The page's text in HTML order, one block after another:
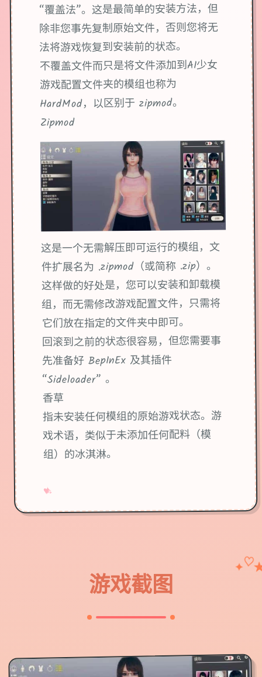
“覆盖法”。这是最简单的安装方法，但
除非您事先复制原始文件，否则您将无
法将游戏恢复到安装前的状态。
不覆盖文件而只是将文件添加到AI少女
游戏配置文件夹的模组也称为
HardMod，以区别于 zipmod。
Zipmod
这是一个无需解压即可运行的模组，文
件扩展名为 .zipmod（或简称 .zip）。
这样做的好处是，您可以安装和卸载模
组，而无需修改游戏配置文件，只需将
它们放在指定的文件夹中即可。
回滚到之前的状态很容易，但您需要事
先准备好 BepInEx 及其插件
“Sideloader” 。
香草
指未安装任何模组的原始游戏状态。游
戏术语，类似于未添加任何配料（模
组）的冰淇淋。
♥
✧
→
游戏截图
✦♡